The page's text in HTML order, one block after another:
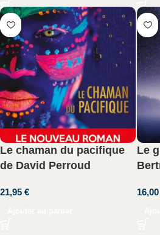
Le chaman du pacifique
de David Perroud
21,95 €
Le
16,00